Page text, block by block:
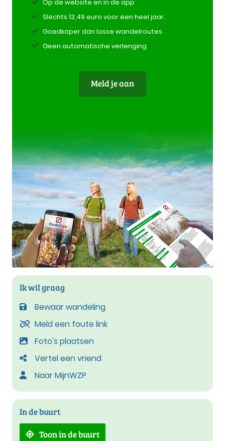
Op de website en in de app
Slechts 13,49 euro voor een heel jaar.
Goedkoper dan losse wandelroutes
Geen automatische verlenging
Meld je aan
Ik wil graag
Bewaar wandeling
Meld een foute link
Foto's plaatsen
Vertel een vriend
Naar MijnWZP
In de buurt
Toon in de buurt